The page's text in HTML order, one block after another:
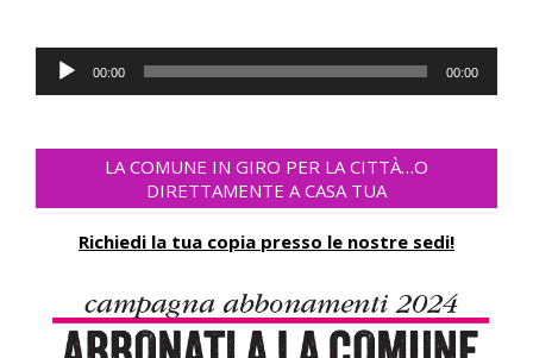
Lecteur
audio
00:00 00:00
LA COMUNE IN GIRO PER LA CITTÀ…O
DIRETTAMENTE A CASA TUA
Richiedi la tua copia presso le nostre sedi!